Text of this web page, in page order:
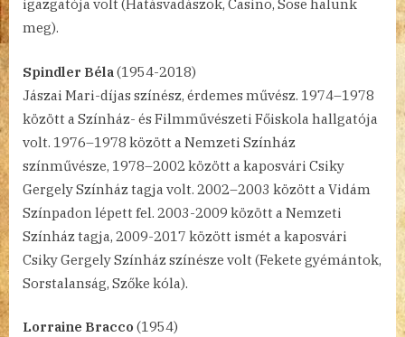
igazgatója volt (Hatásvadászok, Casino, Sose halunk
meg).
Spindler Béla(1954-2018)
Jászai Mari-díjas színész, érdemes művész. 1974–1978
között a Színház- és Filmművészeti Főiskola hallgatója
volt. 1976–1978 között a Nemzeti Színház
színművésze, 1978–2002 között a kaposvári Csiky
Gergely Színház tagja volt. 2002–2003 között a Vidám
Színpadon lépett fel. 2003-2009 között a Nemzeti
Színház tagja, 2009-2017 között ismét a kaposvári
Csiky Gergely Színház színésze volt (Fekete gyémántok,
Sorstalanság, Szőke kóla).
Lorraine Bracco (1954)